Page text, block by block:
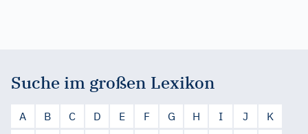
Suche im großen Lexikon
A B C D E F G H I J
K